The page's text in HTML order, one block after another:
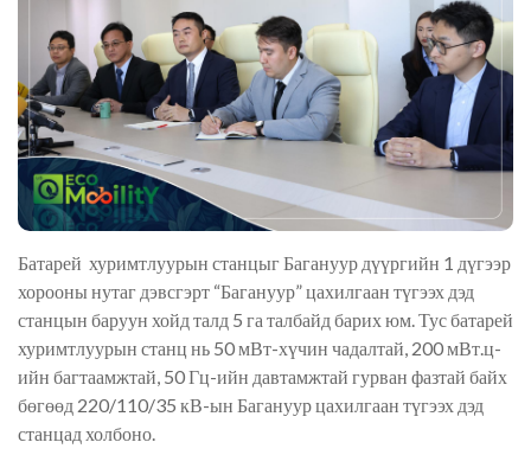
Батарей хуримтлуурын станцыг Багануур дүүргийн 1 дүгээр
хорооны нутаг дэвсгэрт “Багануур” цахилгаан түгээх дэд
станцын баруун хойд талд 5 га талбайд барих юм. Тус батарей
хуримтлуурын станц нь 50 мВт-хүчин чадалтай, 200 мВт.ц-
ийн багтаамжтай, 50 Гц-ийн давтамжтай гурван фазтай байх
бөгөөд 220/110/35 кВ-ын Багануур цахилгаан түгээх дэд
станцад холбоно.